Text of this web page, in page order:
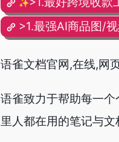
✨
>1.最强AI商品图/
语雀文档官网,在线,网
语雀致力于帮助每一
里人都在用的笔记与